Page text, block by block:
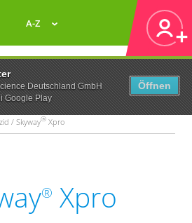
Deutschland GmbH
Google Play
Öffnen
A-Z
/ Skyway® Xpro
® Xpro